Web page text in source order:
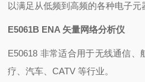
以满足从低频到高频的各种电子元
E5061B ENA 矢量网络分析仪
E50618 非常适合用于无线通信
疗、汽车、CATV 等行业。